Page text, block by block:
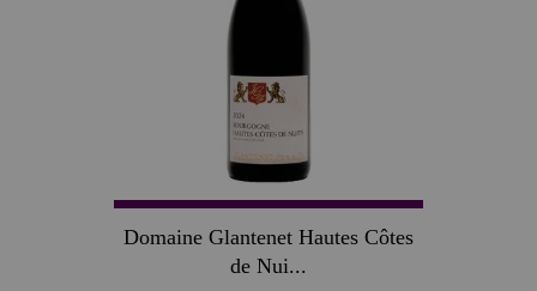
Domaine Glantenet Hautes Côtes
de Nui...